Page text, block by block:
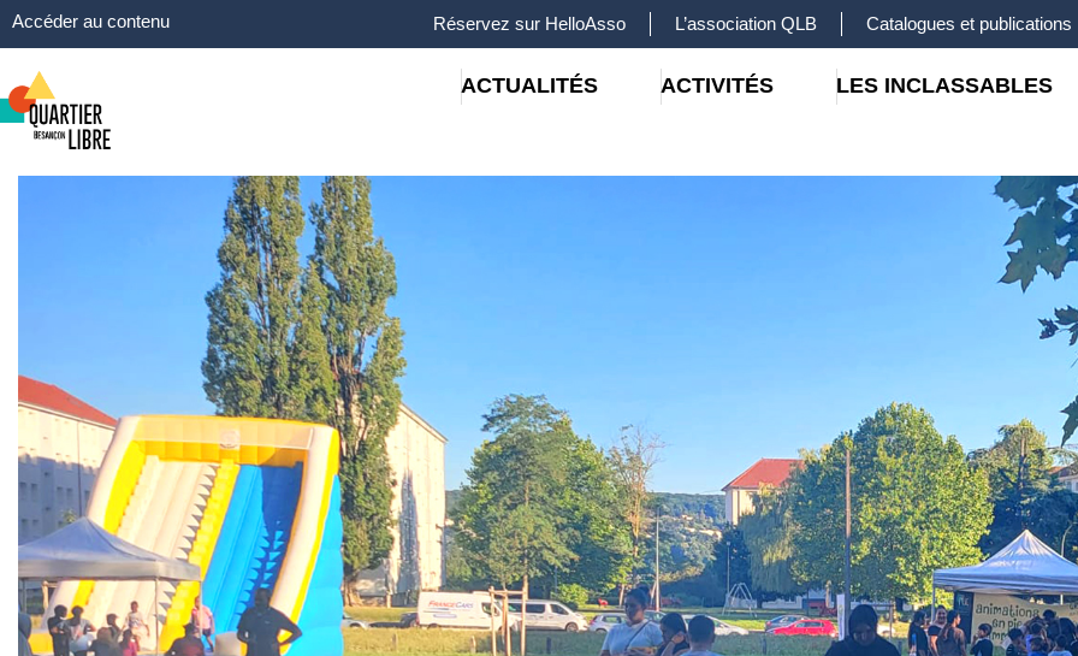
Accéder au contenu Réservez sur HelloAsso L’association QLB Catalogues et publications
ACTUALITÉS ACTIVITÉS LES INCLASSABLES
Panneau de gestion des cookies